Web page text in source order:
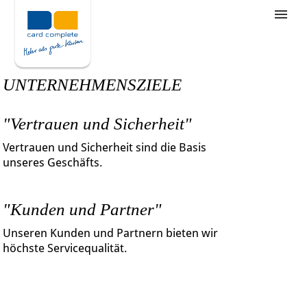
Stellenangebote
Unternehmensziele
Wie bewerbe ich mich
UNTERNEHMENSZIELE
"Vertrauen und Sicherheit"
Vertrauen und Sicherheit sind die Basis
unseres Geschäfts.
"Kunden und Partner"
Unseren Kunden und Partnern bieten wir
höchste Servicequalität.